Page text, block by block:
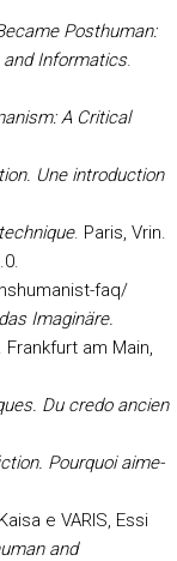
Posthuman:
and Informatics.
A Critical
Une introduction
. Paris, Vrin.
faq/
Imaginäre.
Frankfurt am Main,
Du credo ancien
Pourquoi aime-
e VARIS, Essi
and